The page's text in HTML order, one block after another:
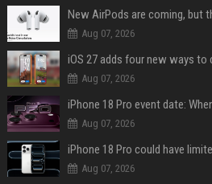
Aug 07, 2026
Aug 07, 2026
Aug 07, 2026
Aug 07, 2026